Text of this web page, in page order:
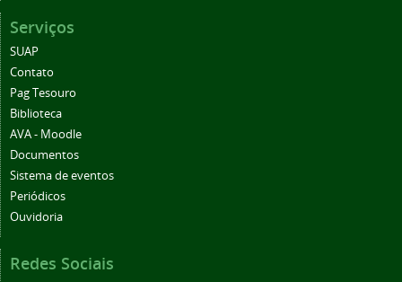
Serviços
SUAP
Contato
Pag Tesouro
Biblioteca
AVA - Moodle
Documentos
Sistema de eventos
Periódicos
Ouvidoria
Redes Sociais